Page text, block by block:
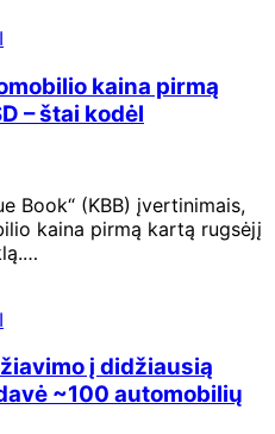
kaina pirmą
– štai kodėl
Book“ (KBB) įvertinimais,
kaina pirmą kartą rugsėjį
į didžiausią
~100 automobilių